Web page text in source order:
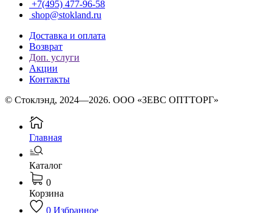
+7(495) 477-96-58
shop@stokland.ru
Доставка и оплата
Возврат
Доп. услуги
Акции
Контакты
© Стоклэнд, 2024—2026. ООО «ЗЕВС ОПТТОРГ»
Главная
Каталог
0
Корзина
0 Избранное